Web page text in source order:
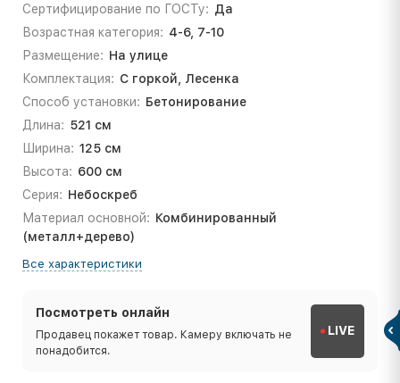
Сертифицирование по ГОСТу: Да
Возрастная категория: 4-6, 7-10
Размещение: На улице
Комплектация: С горкой, Лесенка
Способ установки: Бетонирование
Длина: 521 см
Ширина: 125 см
Высота: 600 см
Серия: Небоскреб
Материал основной: Комбинированный
(металл+дерево)
Все характеристики
Посмотреть онлайн
Продавец покажет товар. Камеру включать не
понадобится.
LIVE